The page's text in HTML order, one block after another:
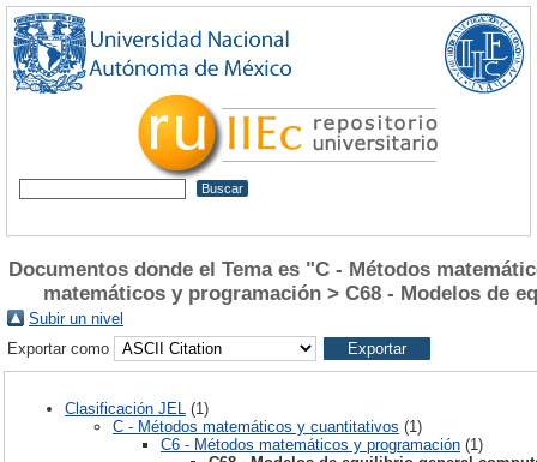
Documentos donde el Tema es "C - Métodos
matemáticos y programación > C68 - Modelos de
Subir un nivel
Exportar como
Clasificación JEL
(1)
C - Métodos matemáticos y cuantitativos (1)
C6 - Métodos matemáticos y programación (1)